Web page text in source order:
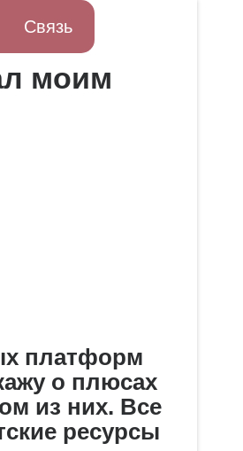
Связь
моим
платформ
о плюсах
из них. Все
ресурсы